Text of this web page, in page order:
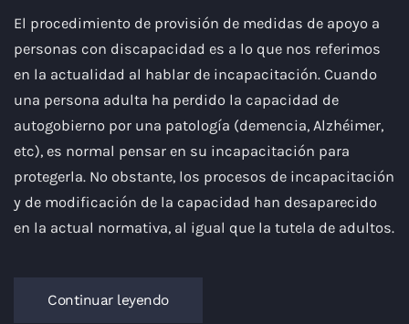
El procedimiento de provisión de medidas de apoyo a
personas con discapacidad es a lo que nos referimos
en la actualidad al hablar de incapacitación. Cuando
una persona adulta ha perdido la capacidad de
autogobierno por una patología (demencia, Alzhéimer,
etc), es normal pensar en su incapacitación para
protegerla. No obstante, los procesos de incapacitación
y de modificación de la capacidad han desaparecido
en la actual normativa, al igual que la tutela de adultos.
Continuar leyendo